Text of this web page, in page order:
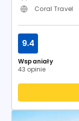
Coral Travel
Wspaniały
43 opinie
9.4